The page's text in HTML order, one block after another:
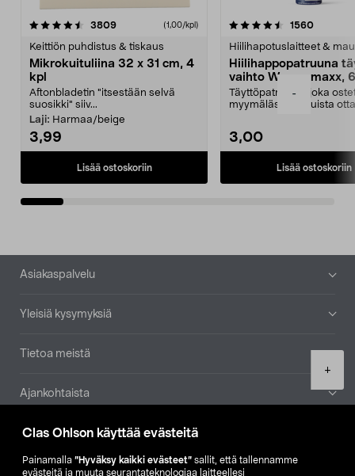
Clas Ohlson käyttää evästeitä
Painamalla ”Hyväksy kaikki evästeet” sallit, että tallennamme
evästeitä ja muuta seurantateknologiaa laitteellesi
-
+
3809arvostelut (1,00/kpl)
Keittiön puhdistus & tiskaus
Mikrokuituliina 32 x 31 cm, 4
kpl
Aftonbladetin "itsestään selvä
suosikki" siiv...
Laji: Harmaa/beige
3,99
Lisää ostoskoriin
4.5viidestä
1560
Hiilihapotuslaitteet &
Hiilihappopatruuna
vaihto Wassermaxx,
Täyttöpatruuna, joka
myymälästä – muista
3,00
Lisää ostoskoriin
4.5viidestä
Alatunniste
Asiakaspalvelu
Yleisiä kysymyksiä
Tietoa meistä
Ajankohtaista
Muut yrityksemme
Etsi myymälä